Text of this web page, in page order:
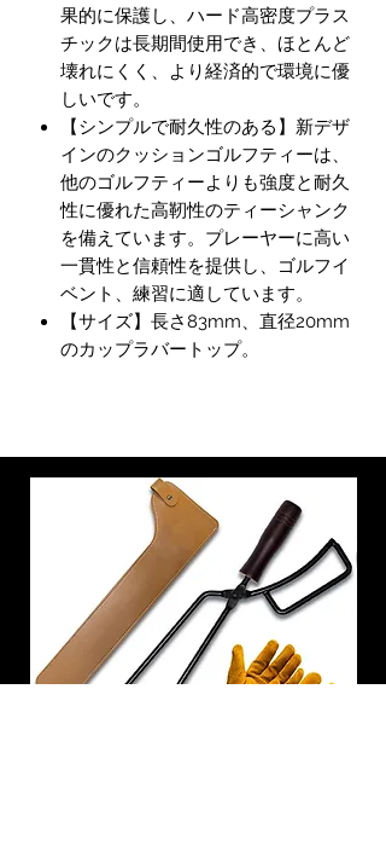
果的に保護し、ハード高密度プラス
チックは長期間使用でき、ほとんど
壊れにくく、より経済的で環境に優
しいです。
【シンプルで耐久性のある】新デザ
インのクッションゴルフティーは、
他のゴルフティーよりも強度と耐久
性に優れた高靭性のティーシャンク
を備えています。プレーヤーに高い
一貫性と信頼性を提供し、ゴルフイ
ベント、練習に適しています。
【サイズ】長さ83mm、直径20mm
のカップラバートップ。